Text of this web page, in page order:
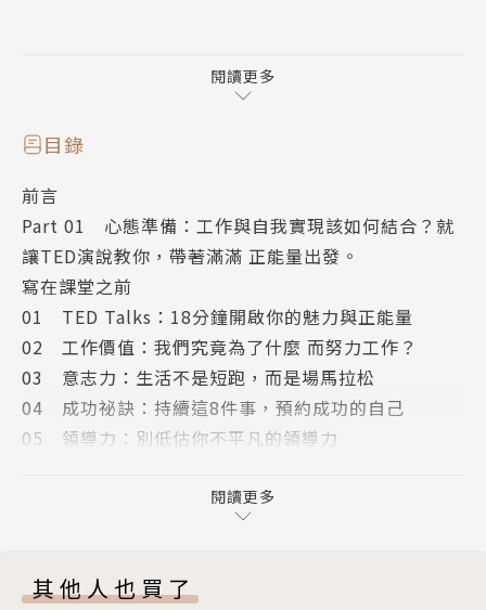
找到定位、充足準備、自在展現，各領域國際企業都適
借鏡經典TED演講，發掘自己的五種成功能力，找出工
作意義、意志力、成功秘訣、領導力、自覺力
●四大方向，替自己安排理想的職涯發展
技能：你的長處和弱點是什麼？
興趣：你對什麼活動和主題有興趣？
風格：你在尋找什麼樣的工作環境？
價值：什麼樣的價值觀對你很重要？
●照著做，平凡的經歷升級成容易錄取的履歷
◎工作經驗不多？用職能取向寫履歷就對了
◎善用「動感」字詞，強化自我價值
自信強化你的自在！
閱讀更多
目錄
前言
Part 01 心態準備：工作與自我實現該如何結合？就
讓TED演說教你，帶著滿滿 正能量出發。
寫在課堂之前
01 TED Talks：18分鐘開啟你的魅力與正能量
02 工作價值：我們究竟為了什麼 而努力工作？
03 意志力：生活不是短跑，而是場馬拉松
04 成功祕訣：持續這8件事，預約成功的自己
05 領導力：別低估你不平凡的領導力
Part 02 職涯規劃：捫心自問，你對自己有多少了
解？透過自我探索的課程或自我價值的測驗、以及認識
明亮。
閱讀更多
其他人也買了